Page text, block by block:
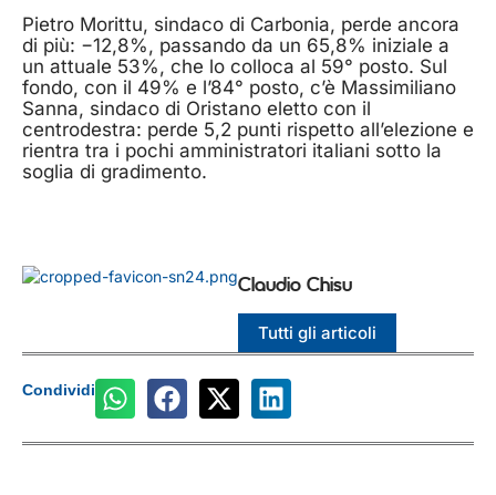
Pietro Morittu, sindaco di Carbonia, perde ancora
di più: −12,8%, passando da un 65,8% iniziale a
un attuale 53%, che lo colloca al 59° posto. Sul
fondo, con il 49% e l’84° posto, c’è Massimiliano
Sanna, sindaco di Oristano eletto con il
centrodestra: perde 5,2 punti rispetto all’elezione e
rientra tra i pochi amministratori italiani sotto la
soglia di gradimento.
Claudio Chisu
Tutti gli articoli
Condividi